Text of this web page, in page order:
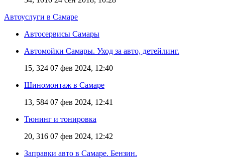
Автоуслуги в Самаре
Автосервисы Самары
Автомойки Самары. Уход за авто, детейлинг.
15, 324 07 фев 2024, 12:40
Шиномонтаж в Самаре
13, 584 07 фев 2024, 12:41
Тюнинг и тонировка
20, 316 07 фев 2024, 12:42
Заправки авто в Самаре. Бензин.